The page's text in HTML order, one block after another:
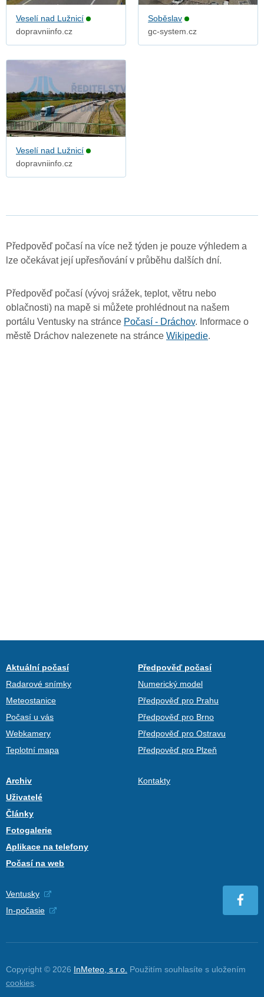
Veselí nad Lužnicí
dopravniinfo.cz
Soběslav
gc-system.cz
Veselí nad Lužnicí
dopravniinfo.cz
Předpověď počasí na více než týden je pouze výhledem a
lze očekávat její upřesňování v průběhu dalších dní.
Předpověď počasí (vývoj srážek, teplot, větru nebo
oblačnosti) na mapě si můžete prohlédnout na našem
portálu Ventusky na stránce Počasí - Dráchov. Informace o
městě Dráchov nalezenete na stránce Wikipedie.
Aktuální počasí
Radarové snímky
Meteostanice
Počasí u vás
Webkamery
Teplotní mapa
Předpověď počasí
Numerický model
Předpověď pro Prahu
Předpověď pro Brno
Předpověď pro Ostravu
Předpověď pro Plzeň
Archiv
Uživatelé
Články
Fotogalerie
Aplikace na telefony
Počasí na web
Kontakty
Ventusky
In-počasie
Copyright © 2026 InMeteo, s.r.o. Použitím souhlasíte s uložením
cookies